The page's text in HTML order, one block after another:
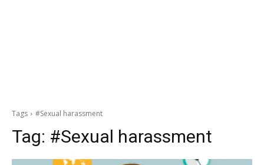
Tags #Sexual harassment
Tag: #Sexual harassment